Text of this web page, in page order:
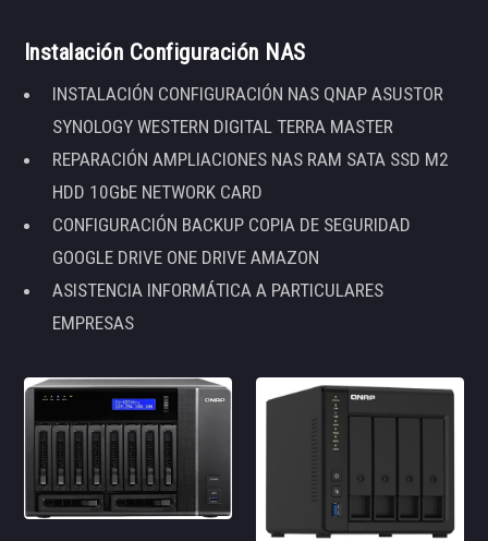
Instalación Configuración NAS
INSTALACIÓN CONFIGURACIÓN NAS QNAP ASUSTOR
SYNOLOGY WESTERN DIGITAL TERRA MASTER
REPARACIÓN AMPLIACIONES NAS RAM SATA SSD M2
HDD 10GbE NETWORK CARD
CONFIGURACIÓN BACKUP COPIA DE SEGURIDAD
GOOGLE DRIVE ONE DRIVE AMAZON
ASISTENCIA INFORMÁTICA A PARTICULARES
EMPRESAS